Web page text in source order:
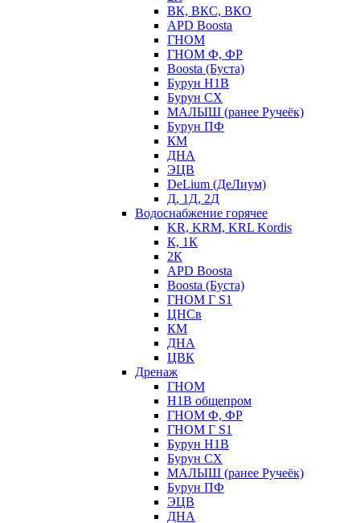
ВК, ВКС, ВКО
APD Boosta
ГНОМ
ГНОМ Ф, ФР
Boosta (Буста)
Бурун Н1В
Бурун СХ
МАЛЫШ (ранее Ручеёк)
Бурун ПФ
КМ
ДНА
ЭЦВ
DeLium (ДеЛиум)
Д, 1Д, 2Д
Водоснабжение горячее
KR, KRM, KRL Kordis
К, 1К
2К
APD Boosta
Boosta (Буста)
ГНОМ Г S1
ЦНСв
КМ
ДНА
ЦВК
Дренаж
ГНОМ
Н1В общепром
ГНОМ Ф, ФР
ГНОМ Г S1
Бурун Н1В
Бурун СХ
МАЛЫШ (ранее Ручеёк)
Бурун ПФ
ЭЦВ
ДНА